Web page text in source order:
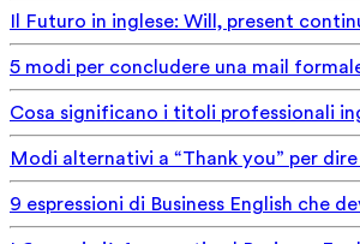
Il Futuro in inglese: Will, present
5 modi per concludere una mail
Cosa significano i titoli professionali
Modi alternativi a “Thank you” per
9 espressioni di Business English che